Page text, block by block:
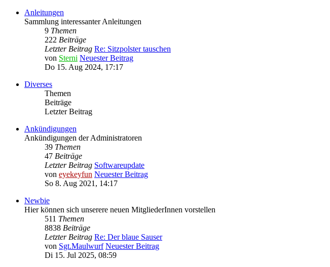
Anleitungen
Sammlung interessanter Anleitungen
9 Themen
222 Beiträge
Letzter Beitrag Re: Sitzpolster tauschen
von Sterni Neuester Beitrag
Do 15. Aug 2024, 17:17
Diverses
Themen
Beiträge
Letzter Beitrag
Ankündigungen
Ankündigungen der Administratoren
39 Themen
47 Beiträge
Letzter Beitrag Softwareupdate
von eyekeyfun Neuester Beitrag
So 8. Aug 2021, 14:17
Newbie
Hier können sich unserere neuen MitgliederInnen vorstellen
511 Themen
8838 Beiträge
Letzter Beitrag Re: Der blaue Sauser
von Sgt.Maulwurf Neuester Beitrag
Di 15. Jul 2025, 08:59